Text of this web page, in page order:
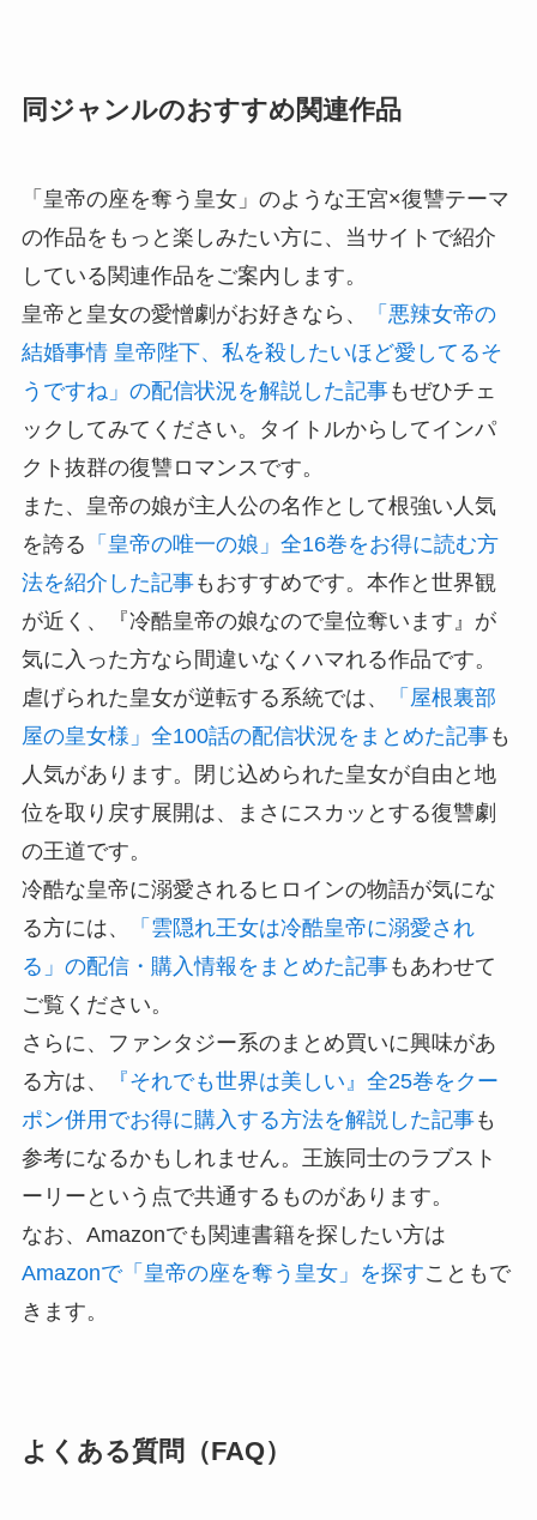
同ジャンルのおすすめ関連作品
「皇帝の座を奪う皇女」のような王宮×復讐テーマ
の作品をもっと楽しみたい方に、当サイトで紹介
している関連作品をご案内します。
皇帝と皇女の愛憎劇がお好きなら、
「悪辣女帝の
結婚事情 皇帝陛下、私を殺したいほど愛してるそ
うですね」の配信状況を解説した記事もぜひチェ
ックしてみてください。タイトルからしてインパ
クト抜群の復讐ロマンスです。
また、皇帝の娘が主人公の名作として根強い人気
を誇る 「皇帝の唯一の娘」全16巻をお得に読む方
法を紹介した記事もおすすめです。本作と世界観
が近く、『冷酷皇帝の娘なので皇位奪います』が
気に入った方なら間違いなくハマれる作品です。
虐げられた皇女が逆転する系統では、
「屋根裏部
屋の皇女様」全100話の配信状況をまとめた記事も
人気があります。閉じ込められた皇女が自由と地
位を取り戻す展開は、まさにスカッとする復讐劇
の王道です。
冷酷な皇帝に溺愛されるヒロインの物語が気にな
る方には、
「雲隠れ王女は冷酷皇帝に溺愛され
る」の配信・購入情報をまとめた記事もあわせて
ご覧ください。
さらに、ファンタジー系のまとめ買いに興味があ
る方は、
『それでも世界は美しい』全25巻をクー
ポン併用でお得に購入する方法を解説した記事も
参考になるかもしれません。王族同士のラブスト
ーリーという点で共通するものがあります。
なお、Amazonでも関連書籍を探したい方は
Amazonで「皇帝の座を奪う皇女」を探すこともで
きます。
よくある質問（FAQ）